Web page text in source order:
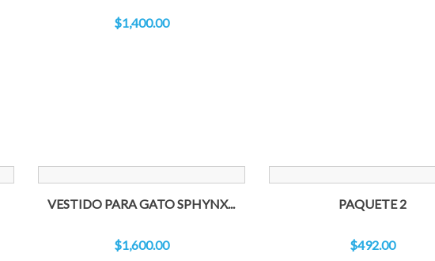
$1,400.00
VESTIDO PARA GATO SPHYNX...
$1,600.00
PAQUETE 2
$492.00